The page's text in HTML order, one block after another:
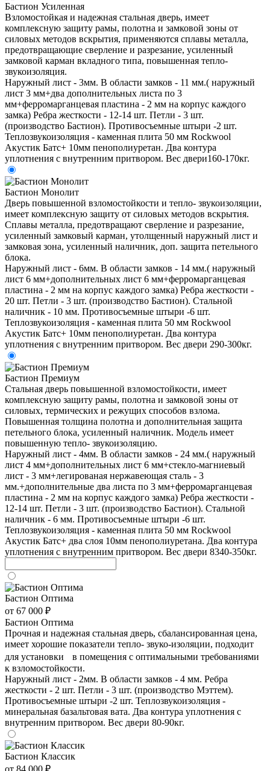
Бастион Усиленная
Взломостойкая и надежная стальная дверь, имеет
комплексную защиту рамы, полотна и замковой зоны от
силовых методов вскрытия, применяются сплавы металла,
предотвращающие сверление и разрезание, усиленный
замковой карман вкладного типа, повышенная тепло-
звукоизоляция.
Наружный лист - 3мм. В области замков - 11 мм.( наружный
лист 3 мм+два дополнительных листа по 3
мм+ферромарганцевая пластина - 2 мм на корпус каждого
замка) Ребра жесткости - 12-14 шт. Петли - 3 шт.
(производство Бастион). Противосъемные штыри -2 шт.
Теплозвукоизоляция - каменная плита 50 мм Rockwool
Акустик Батс+ 10мм пенополиуретан. Два контура
уплотнения с внутренним притвором. Вес двери160-170кг.
Бастион Монолит
Дверь повышенной взломостойкости и тепло- звукоизоляции,
имеет комплексную защиту от силовых методов вскрытия.
Сплавы металла, предотвращают сверление и разрезание,
усиленный замковый карман, утолщенный наружный лист и
замковая зона, усиленный наличник, доп. защита петельного
блока.
Наружный лист - 6мм. В области замков - 14 мм.( наружный
лист 6 мм+дополнительных лист 6 мм+ферромарганцевая
пластина - 2 мм на корпус каждого замка) Ребра жесткости -
20 шт. Петли - 3 шт. (производство Бастион). Стальной
наличник - 10 мм. Противосъемные штыри -6 шт.
Теплозвукоизоляция - каменная плита 50 мм Rockwool
Акустик Батс+ 10мм пенополиуретан. Два контура
уплотнения с внутренним притвором. Вес двери 290-300кг.
Бастион Премиум
Стальная дверь повышенной взломостойкости, имеет
комплексную защиту рамы, полотна и замковой зоны от
силовых, термических и режущих способов взлома.
Повышенная толщина полотна и дополнительная защита
петельного блока, усиленный наличник. Модель имеет
повышенную тепло- звукоизоляцию.
Наружный лист - 4мм. В области замков - 24 мм.( наружный
лист 4 мм+дополнительных лист 6 мм+стекло-магниевый
лист - 3 мм+легированая нержавеющая сталь - 3
мм.+дополнительные два листа по 3 мм+ферромарганцевая
пластина - 2 мм на корпус каждого замка) Ребра жесткости -
12-14 шт. Петли - 3 шт. (производство Бастион). Стальной
наличник - 6 мм. Противосъемные штыри -6 шт.
Теплозвукоизоляция - каменная плита 50 мм Rockwool
Акустик Батс+ два слоя 10мм пенополиуретана. Два контура
уплотнения с внутренним притвором. Вес двери 8340-350кг.
Бастион Оптима
от 67 000 ₽
Бастион Оптима
Прочная и надежная стальная дверь, сбалансированная цена,
имеет хорошие показатели тепло- звуко-изоляции, подходит
для установки в помещения с оптимальными требованиями
к взломостойкости.
Наружный лист - 2мм. В области замков - 4 мм. Ребра
жесткости - 2 шт. Петли - 3 шт. (производство Мэттем).
Противосъемные штыри -2 шт. Теплозвукоизоляция -
минеральная базальтовая вата. Два контура уплотнения с
внутренним притвором. Вес двери 80-90кг.
Бастион Классик
от 84 000 ₽